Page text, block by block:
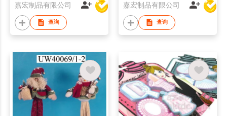
嘉宏制品有限公司
查询
嘉宏制品有限公司
查询